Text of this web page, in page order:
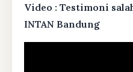
Video : Testimoni
INTAN Bandung